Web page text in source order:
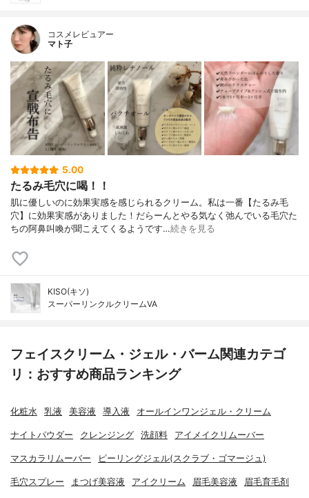
コスメレビュアー
マト子
5.00
たるみ毛穴に喝！！
肌に優しいのに効果実感を感じられるクリーム。私は一番【たるみ毛
穴】に効果実感がありました！だらーんとやる気なく弛んでいる毛穴た
ちの阿鼻叫喚が聞こえてくるようです…続きを見る
KISO(キソ)
スーパーリンクルクリームVA
フェイスクリーム・ジェル・バーム関連カテゴ
リ：おすすめ商品ランキング
化粧水 乳液 美容液 導入液 オールインワンジェル・クリーム
ナイトパウダー クレンジング 洗顔料 アイメイクリムーバー
マスカラリムーバー ピーリングジェル(スクラブ・ゴマージュ)
毛穴スプレー まつげ美容液 アイクリーム 眉毛美容液 眉毛育毛剤